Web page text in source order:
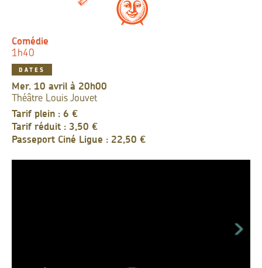
Comédie
1h40
DATES
mer. 10 avril à 20h00
Théâtre Louis Jouvet
Tarif plein : 6 €
Tarif réduit : 3,50 €
Passeport Ciné Ligue : 22,50 €